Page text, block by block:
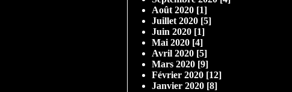
Août 2020 [1]
Juillet 2020 [5]
Juin 2020 [1]
Mai 2020 [4]
Avril 2020 [5]
Mars 2020 [9]
Février 2020 [12]
Janvier 2020 [8]